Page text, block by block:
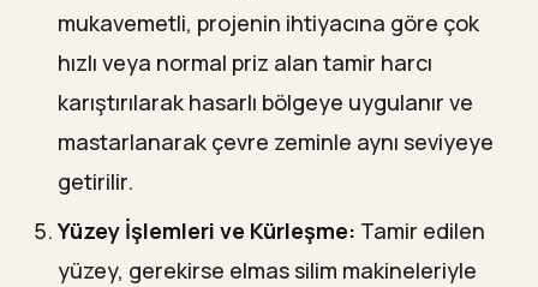
mukavemetli, projenin ihtiyacına göre çok
hızlı veya normal priz alan tamir harcı
karıştırılarak hasarlı bölgeye uygulanır ve
mastarlanarak çevre zeminle aynı seviyeye
getirilir.
Yüzey İşlemleri ve Kürleşme: Tamir edilen
yüzey, gerekirse elmas silim makineleriyle